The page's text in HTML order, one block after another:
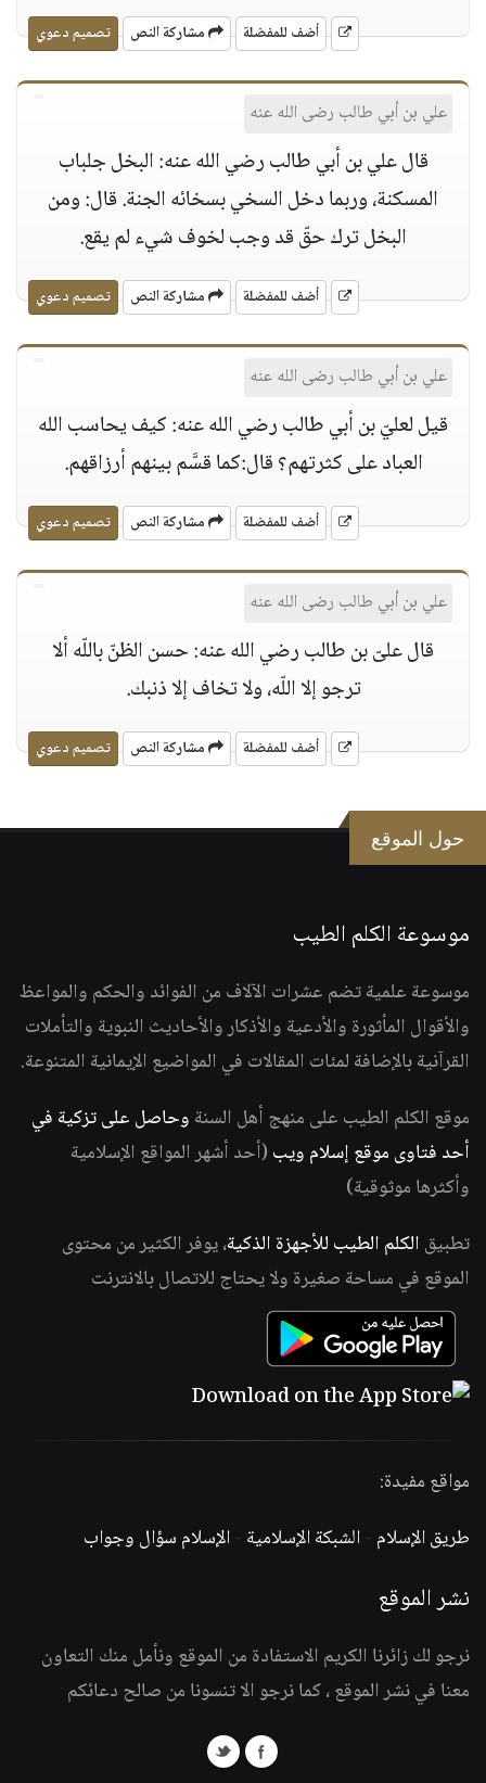
أضف للمفضلة مشاركة النص تصميم دعوي
علي بن أبي طالب رضى الله عنه
قال علي بن أبي طالب رضي الله عنه: البخل جلباب
المسكنة، وربما دخل السخي بسخائه الجنة. قال: ومن
البخل ترك حقّ قد وجب لخوف شيء لم يقع.
أضف للمفضلة مشاركة النص تصميم دعوي
علي بن أبي طالب رضى الله عنه
قيل لعليّ بن أبي طالب رضي الله عنه: كيف يحاسب الله
العباد على كثرتهم؟ قال:كما قسَّم بينهم أرزاقهم.
أضف للمفضلة مشاركة النص تصميم دعوي
علي بن أبي طالب رضى الله عنه
قال علىّ بن طالب رضي الله عنه: حسن الظنّ باللّه ألا
ترجو إلا اللّه، ولا تخاف إلا ذنبك.
أضف للمفضلة مشاركة النص تصميم دعوي
حول الموقع
موسوعة الكلم الطيب
موسوعة علمية تضم عشرات الآلاف من الفوائد والحكم والمواعظ
والأقوال المأثورة والأدعية والأذكار والأحاديث النبوية والتأملات
القرآنية بالإضافة لمئات المقالات في المواضيع الإيمانية المتنوعة.
موقع الكلم الطيب على منهج أهل السنة وحاصل على تزكية في
أحد فتاوى موقع إسلام ويب (أحد أشهر المواقع الإسلامية
وأكثرها موثوقية)
تطبيق الكلم الطيب للأجهزة الذكية، يوفر الكثير من محتوى
الموقع في مساحة صغيرة ولا يحتاج للاتصال بالانترنت
مواقع مفيدة:
طريق الإسلام -الشبكة الإسلامية -الإسلام سؤال وجواب
نشر الموقع
نرجو لك زائرنا الكريم الاستفادة من الموقع ونأمل منك التعاون
معنا في نشر الموقع ، كما نرجو الا تنسونا من صالح دعائكم